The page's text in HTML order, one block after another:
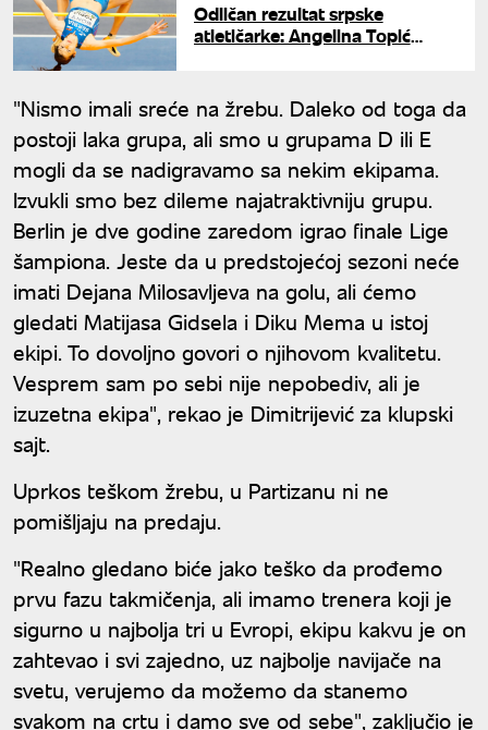
Odličan rezultat srpske
atletičarke: Angelina Topić
"Nismo imali sreće na žrebu. Daleko od toga da
postoji laka grupa, ali smo u grupama D ili E
mogli da se nadigravamo sa nekim ekipama.
Izvukli smo bez dileme najatraktivniju grupu.
Berlin je dve godine zaredom igrao finale Lige
šampiona. Jeste da u predstojećoj sezoni neće
imati Dejana Milosavljeva na golu, ali ćemo
gledati Matijasa Gidsela i Diku Mema u istoj
ekipi. To dovoljno govori o njihovom kvalitetu.
Vesprem sam po sebi nije nepobediv, ali je
izuzetna ekipa", rekao je Dimitrijević za klupski
sajt.
Uprkos teškom žrebu, u Partizanu ni ne
pomišljaju na predaju.
"Realno gledano biće jako teško da prođemo
prvu fazu takmičenja, ali imamo trenera koji je
sigurno u najbolja tri u Evropi, ekipu kakvu je on
zahtevao i svi zajedno, uz najbolje navijače na
svetu, verujemo da možemo da stanemo
svakom na crtu i damo sve od sebe", zaključio je